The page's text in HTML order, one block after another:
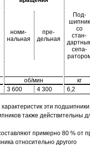
номи-
нальная
пре-
дельная
Под-
шипник
со
стан-
сепа-
об/мин кг
3 600 4 300 6,2
эти
также действительны
примерно 80 % от
относительно другого